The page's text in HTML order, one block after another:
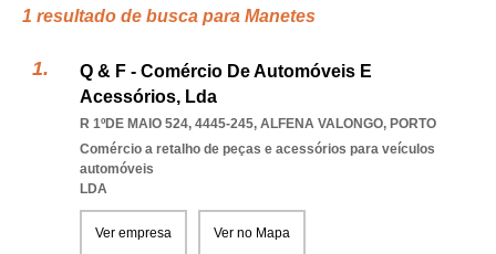
1 resultado de busca para Manetes
Q & F - Comércio De Automóveis E
Acessórios, Lda
R 1ºDE MAIO 524, 4445-245, ALFENA VALONGO, PORTO
Comércio a retalho de peças e acessórios para veículos
automóveis
LDA
Ver empresa Ver no Mapa